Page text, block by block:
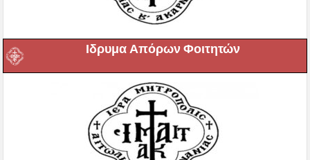
Ιδρυμα Απόρων Φοιτητών